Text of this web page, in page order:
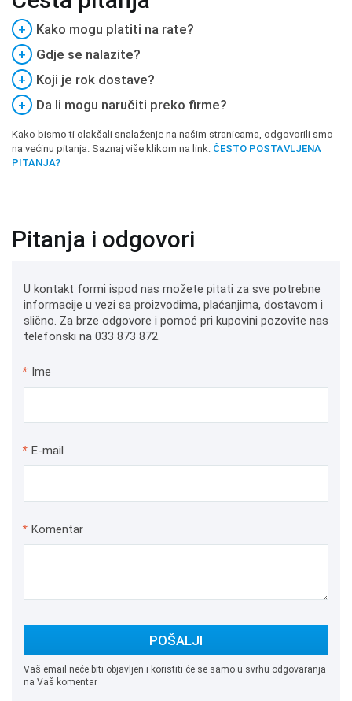
+
Kako mogu platiti na rate?
+
Gdje se nalazite?
+
Koji je rok dostave?
+
Da li mogu naručiti preko firme?
Kako bismo ti olakšali snalaženje na našim stranicama, odgovorili smo
na većinu pitanja. Saznaj više klikom na link: ČESTO POSTAVLJENA
PITANJA?
Pitanja i odgovori
U kontakt formi ispod nas možete pitati za sve potrebne
informacije u vezi sa proizvodima, plaćanjima, dostavom i
slično. Za brze odgovore i pomoć pri kupovini pozovite nas
telefonski na 033 873 872.
* Ime
* E-mail
* Komentar
POŠALJI
Vaš email neće biti objavljen i koristiti će se samo u svrhu odgovaranja
na Vaš komentar